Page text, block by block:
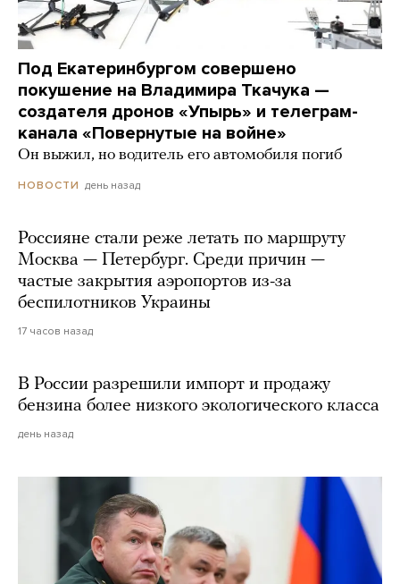
Под Екатеринбургом совершено
покушение на Владимира Ткачука —
создателя дронов «Упырь» и телеграм-
канала «Повернутые на войне»
Он выжил, но водитель его автомобиля погиб
НОВОСТИ день назад
Россияне стали реже летать по маршруту
Москва — Петербург. Среди причин —
частые закрытия аэропортов из-за
беспилотников Украины
17 часов назад
В России разрешили импорт и продажу
бензина более низкого экологического класса
день назад